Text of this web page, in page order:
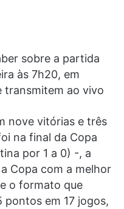
sobre a partida
às 7h20, em
transmitem ao vivo
nove vitórias e três
na final da Copa
por 1 a 0) -, a
Copa com a melhor
o formato que
pontos em 17 jogos,